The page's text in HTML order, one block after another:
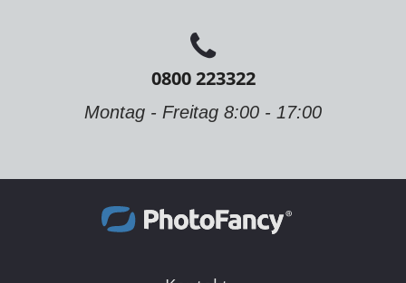
0800 223322
Montag - Freitag 8:00 - 17:00